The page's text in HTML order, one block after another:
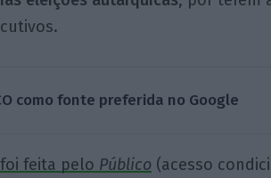
como fonte preferida no Google
feita pelo Público (acesso